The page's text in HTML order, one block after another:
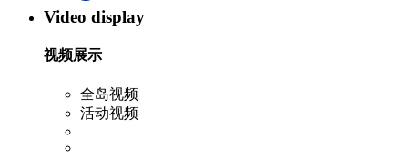
Video display
视频展示
全岛视频
活动视频